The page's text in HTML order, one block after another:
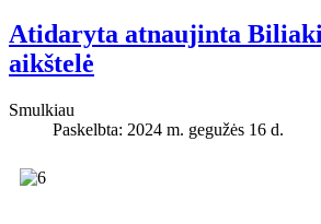
Atidaryta atnaujinta
aikštelė
Smulkiau
Paskelbta: 2024 m. gegužės 16 d.